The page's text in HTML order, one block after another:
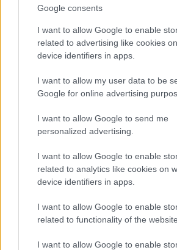
Google consents
I want to allow Google to enable
related to advertising like cookies
device identifiers in apps.
I want to allow my user data to be
Google for online advertising
I want to allow Google to send me
personalized advertising.
I want to allow Google to enable
related to analytics like cookies on
device identifiers in apps.
I want to allow Google to enable
related to functionality of the
I want to allow Google to enable
Facebookon
Mai Manó Ház a